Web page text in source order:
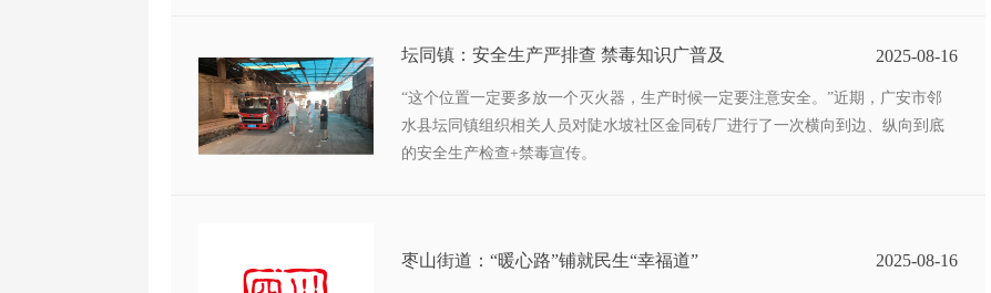
坛同镇：安全生产严排查 禁毒知识广普及 2025-08-16
“这个位置一定要多放一个灭火器，生产时候一定要注意安全。”近期，广安市邻
水县坛同镇组织相关人员对陡水坡社区金同砖厂进行了一次横向到边、纵向到底
的安全生产检查+禁毒宣传。
枣山街道：“暖心路”铺就民生“幸福道” 2025-08-16